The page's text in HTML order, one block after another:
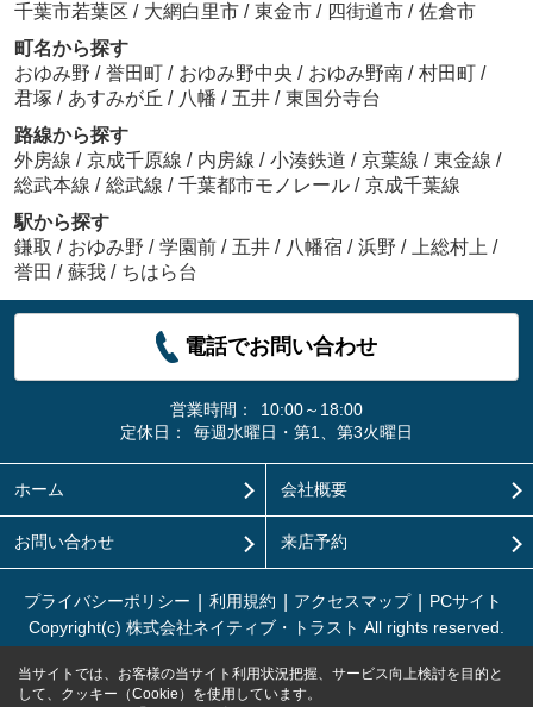
千葉市若葉区 / 大網白里市 / 東金市 / 四街道市 / 佐倉市
町名から探す
おゆみ野 / 誉田町 / おゆみ野中央 / おゆみ野南 / 村田町 /
君塚 / あすみが丘 / 八幡 / 五井 / 東国分寺台
路線から探す
外房線 / 京成千原線 / 内房線 / 小湊鉄道 / 京葉線 / 東金線 /
総武本線 / 総武線 / 千葉都市モノレール / 京成千葉線
駅から探す
鎌取 / おゆみ野 / 学園前 / 五井 / 八幡宿 / 浜野 / 上総村上 /
誉田 / 蘇我 / ちはら台
電話でお問い合わせ
営業時間：
10:00～18:00
定休日：
毎週水曜日・第1、第3火曜日
ホーム 会社概要
お問い合わせ 来店予約
プライバシーポリシー 利用規約 アクセスマップ
PCサイト
Copyright(c) 株式会社ネイティブ・トラスト All rights reserved.
当サイトでは、お客様の当サイト利用状況把握、サービス向上検討を目的と
して、クッキー（Cookie）を使用しています。